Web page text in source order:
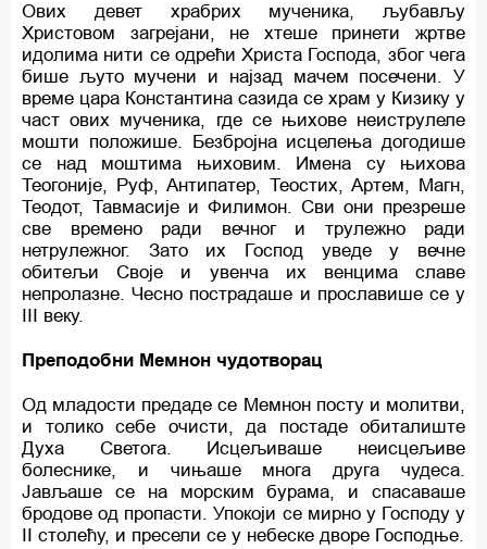
Ових девет храбрих мученика, љубављу
Христовом загрејани, не хтеше принети жртве
идолима нити се одрећи Христа Господа, због чега
бише љуто мучени и најзад мачем посечени. У
време цара Константина сазида се храм у Кизику у
част ових мученика, где се њихове неиструлеле
мошти положише. Безбројна исцелења догодише
се над моштима њиховим. Имена су њихова
Теогоније, Руф, Антипатер, Теостих, Артем, Магн,
Теодот, Тавмасије и Филимон. Сви они презреше
све времено ради вечног и трулежно ради
нетрулежног. Зато их Господ уведе у вечне
обитељи Своје и увенча их венцима славе
непролазне. Чесно пострадаше и прославише се у
III веку.
Преподобни Мемнон чудотворац
Од младости предаде се Мемнон посту и молитви,
и толико себе очисти, да постаде обиталиште
Духа Светога. Исцељиваше неисцељиве
болеснике, и чињаше многа друга чудеса.
Јављаше се на морским бурама, и спасаваше
бродове од пропасти. Упокоји се мирно у Господу у
II столећу, и пресели се у небеске дворе Господње.